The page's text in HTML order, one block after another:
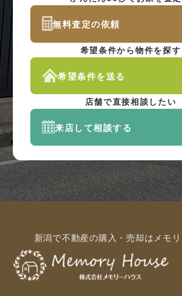
無料査定の依頼
希望条件から物件を探す
希望条件を送る
店舗で直接相談したい
来店して相談する
新潟で不動産の購入・売却はメモ